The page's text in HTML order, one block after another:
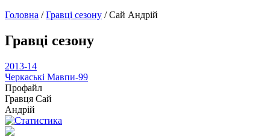
Головна /Гравці сезону /Сай Андрій
Гравці сезону
2013-14
Черкаські Мавпи-99
Профайл
Гравця Сай
Андрій